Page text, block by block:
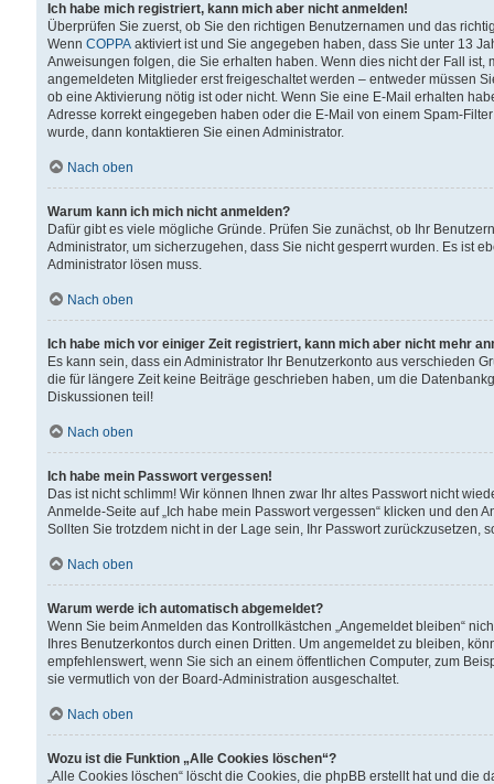
Ich habe mich registriert, kann mich aber nicht anmelden!
Überprüfen Sie zuerst, ob Sie den richtigen Benutzernamen und das
Wenn COPPA aktiviert ist und Sie angegeben haben, dass Sie unter 13
Anweisungen folgen, die Sie erhalten haben. Wenn dies nicht der Fall
angemeldeten Mitglieder erst freigeschaltet werden – entweder müssen
ob eine Aktivierung nötig ist oder nicht. Wenn Sie eine E-Mail erhalten
Adresse korrekt eingegeben haben oder die E-Mail von einem Spam-
wurde, dann kontaktieren Sie einen Administrator.
Nach oben
Warum kann ich mich nicht anmelden?
Dafür gibt es viele mögliche Gründe. Prüfen Sie zunächst, ob Ihr
Administrator, um sicherzugehen, dass Sie nicht gesperrt wurden. Es ist
Administrator lösen muss.
Nach oben
Ich habe mich vor einiger Zeit registriert, kann mich aber nicht mehr
Es kann sein, dass ein Administrator Ihr Benutzerkonto aus verschieden
die für längere Zeit keine Beiträge geschrieben haben, um die
Diskussionen teil!
Nach oben
Ich habe mein Passwort vergessen!
Das ist nicht schlimm! Wir können Ihnen zwar Ihr altes Passwort nicht
Anmelde-Seite auf „Ich habe mein Passwort vergessen“ klicken und
Sollten Sie trotzdem nicht in der Lage sein, Ihr Passwort zurückzusetzen,
Nach oben
Warum werde ich automatisch abgemeldet?
Wenn Sie beim Anmelden das Kontrollkästchen „Angemeldet bleiben“
Ihres Benutzerkontos durch einen Dritten. Um angemeldet zu bleiben,
empfehlenswert, wenn Sie sich an einem öffentlichen Computer, zum
sie vermutlich von der Board-Administration ausgeschaltet.
Nach oben
Wozu ist die Funktion „Alle Cookies löschen“?
„Alle Cookies löschen“ löscht die Cookies, die phpBB erstellt hat und